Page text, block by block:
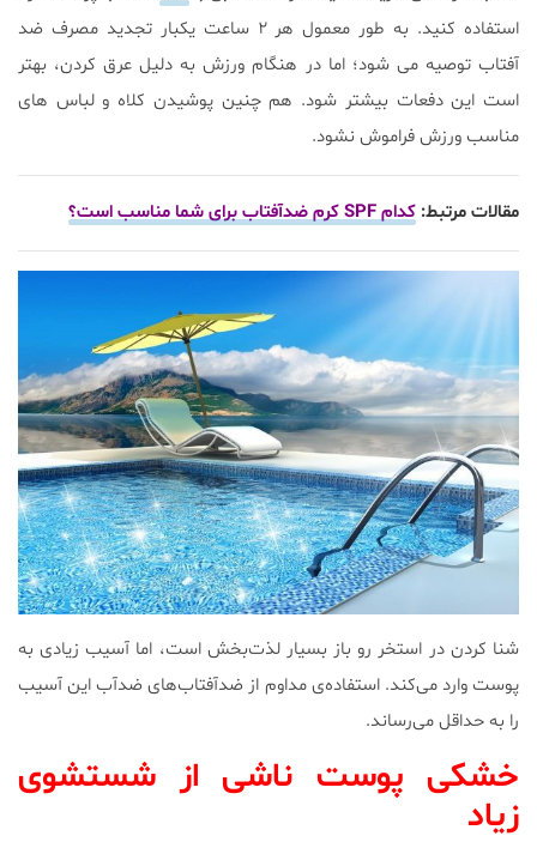
استفاده کنید. به طور معمول هر ۲ ساعت یکبار تجدید مصرف ضد
آفتاب توصیه می شود؛ اما در هنگام ورزش به دلیل عرق کردن، بهتر
است این دفعات بیشتر شود. هم چنین پوشیدن کلاه و لباس های
مناسب ورزش فراموش نشود.
مقالات مرتبط: کدام SPF کرم ضدآفتاب برای شما مناسب است؟
شنا کردن در استخر رو باز بسیار لذت‌بخش است، اما آسیب زیادی به
پوست وارد می‌کند. استفاده‌ی مداوم از ضدآفتاب‌های ضد‌آب این آسیب
را به حداقل می‌رساند.
خشکی پوست ناشی از شستشوی
زیاد